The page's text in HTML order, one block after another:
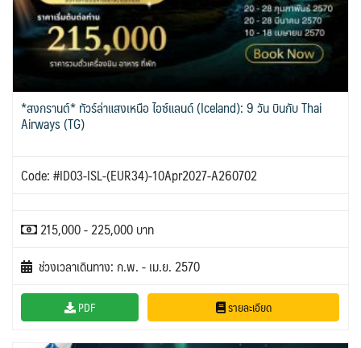
*สงกรานต์* ทัวร์ล่าแสงเหนือ ไอซ์แลนด์ (Iceland): 9 วัน บินกับ Thai
Airways (TG)
Code: #ID03-ISL-(EUR34)-10Apr2027-A260702
215,000 - 225,000 บาท
ช่วงเวลาเดินทาง: ก.พ. - เม.ย. 2570
PDF รายละเอียด